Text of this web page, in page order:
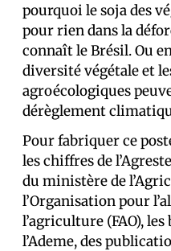
pourquoi le soja des
pour rien dans la
connaît le Brésil. Ou
diversité végétale et
agroécologiques
dérèglement
Pour fabriquer ce
les chiffres de
du ministère de
l’Organisation pour
l’agriculture (FAO), les
l’Ademe, des